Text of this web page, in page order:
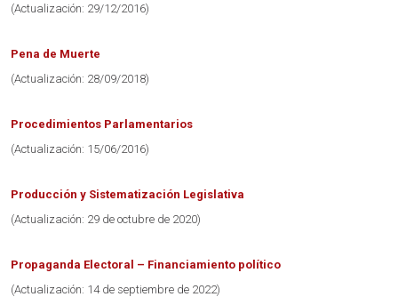
(Actualización: 29/12/2016)
Pena de Muerte
(Actualización: 28/09/2018)
Procedimientos Parlamentarios
(Actualización: 15/06/2016)
Producción y Sistematización Legislativa
(Actualización: 29 de octubre de 2020)
Propaganda Electoral – Financiamiento político
(Actualización: 14 de septiembre de 2022)